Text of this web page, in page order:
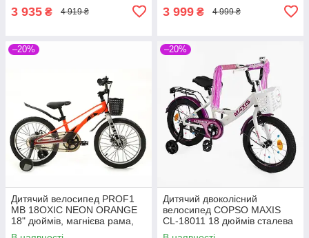
3 935 ₴ 4 919 ₴ 3 999 ₴ 4 999 ₴
–20%
Дитячий велосипед PROF1
MB 18OXIC NEON ORANGE
18" дюймів, магнієва рама,
страхувальні колеса, кошик
–20%
Дитячий двоколісний
велосипед COPSO MAXIS
CL-18011 18 дюймів сталева
рама знімні страхувальні